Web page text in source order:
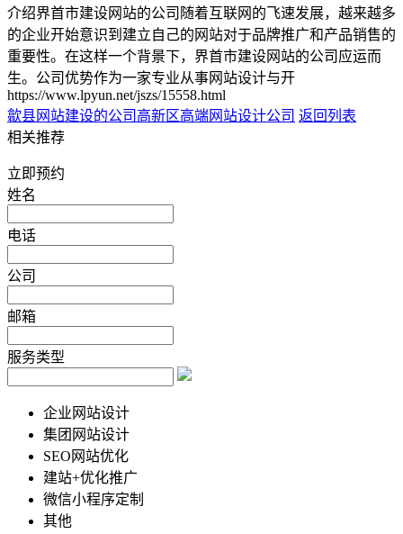
介绍界首市建设网站的公司随着互联网的飞速发展，越来越多
的企业开始意识到建立自己的网站对于品牌推广和产品销售的
重要性。在这样一个背景下，界首市建设网站的公司应运而
生。公司优势作为一家专业从事网站设计与开
https://www.lpyun.net/jszs/15558.html
歙县网站建设的公司 高新区高端网站设计公司 返回列表
相关推荐
立即预约
姓名
电话
公司
邮箱
服务类型
企业网站设计
集团网站设计
SEO网站优化
建站+优化推广
微信小程序定制
其他